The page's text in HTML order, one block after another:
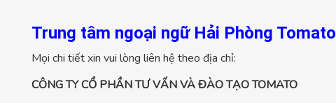
Trung tâm ngoại ngữ Hải Phòng Tomato
Mọi chi tiết xin vui lòng liên hệ theo địa chỉ:
CÔNG TY CỔ PHẦN TƯ VẤN VÀ ĐÀO TẠO TOMATO